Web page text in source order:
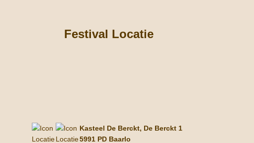
Festival Locatie
Kasteel De Berckt, De Berckt 1
5991 PD Baarlo